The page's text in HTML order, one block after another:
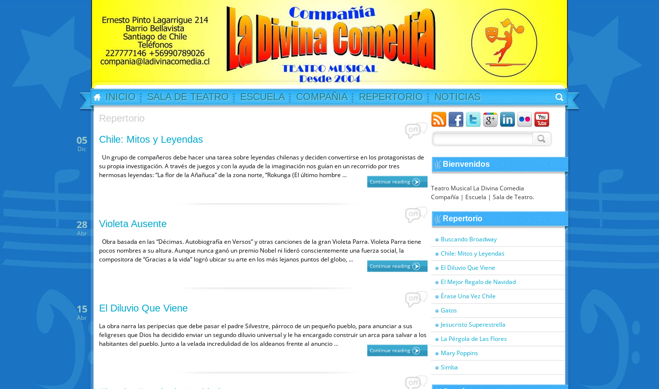
INICIO SALA DE TEATRO ESCUELA COMPAÑIA REPERTORIO
NOTICIAS
Repertorio
Chile: Mitos y Leyendas
Un grupo de compañeros debe hacer una tarea sobre leyendas chilenas y deciden convertirse en los protagonistas de
su propia investigación. A través de juegos y con la ayuda de la imaginación nos guían en un recorrido por tres
hermosas leyendas: “La flor de la Añañuca” de la zona norte, “Rokunga (El último hombre …
Continue reading
Off
05
Dic
Violeta Ausente
Obra basada en las “Décimas. Autobiografía en Versos” y otras canciones de la gran Violeta Parra. Violeta Parra tiene
pocos nombres a su altura. Aunque nunca ganó un premio Nobel ni lideró conscientemente una fuerza social, la
compositora de “Gracias a la vida” logró ubicar su arte en los más lejanos puntos del globo, …
Continue reading
Off
28
Abr
El Diluvio Que Viene
La obra narra las peripecias que debe pasar el padre Silvestre, párroco de un pequeño pueblo, para anunciar a sus
feligreses que Dios ha decidido enviar un segundo diluvio universal y le ha encargado construir un arca para salvar a los
habitantes del pueblo. Junto a la velada incredulidad de los aldeanos frente al anuncio …
Continue reading
Off
15
Abr
Off
Bienvenidos
Teatro Musical La Divina Comedia
Compañía | Escuela | Sala de Teatro.
Repertorio
Buscando Broadway
Chile: Mitos y Leyendas
El Diluvio Que Viene
El Mejor Regalo de Navidad
Érase Una Vez Chile
Gatos
Jesucristo Superestrella
La Pérgola de Las Flores
Mary Poppins
Simba